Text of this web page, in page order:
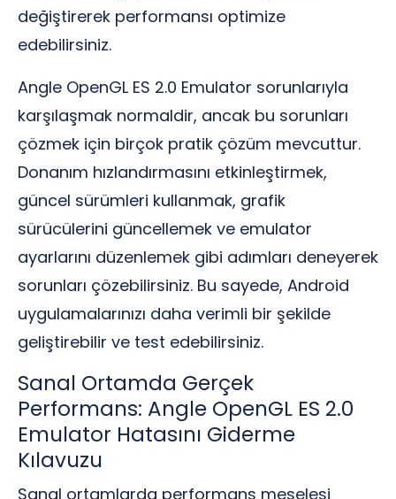
değiştirerek performansı optimize
edebilirsiniz.
Angle OpenGL ES 2.0 Emulator sorunlarıyla
karşılaşmak normaldir, ancak bu sorunları
çözmek için birçok pratik çözüm mevcuttur.
Donanım hızlandırmasını etkinleştirmek,
güncel sürümleri kullanmak, grafik
sürücülerini güncellemek ve emulator
ayarlarını düzenlemek gibi adımları deneyerek
sorunları çözebilirsiniz. Bu sayede, Android
uygulamalarınızı daha verimli bir şekilde
geliştirebilir ve test edebilirsiniz.
Sanal Ortamda Gerçek
Performans: Angle OpenGL ES 2.0
Emulator Hatasını Giderme
Kılavuzu
Sanal ortamlarda performans meselesi